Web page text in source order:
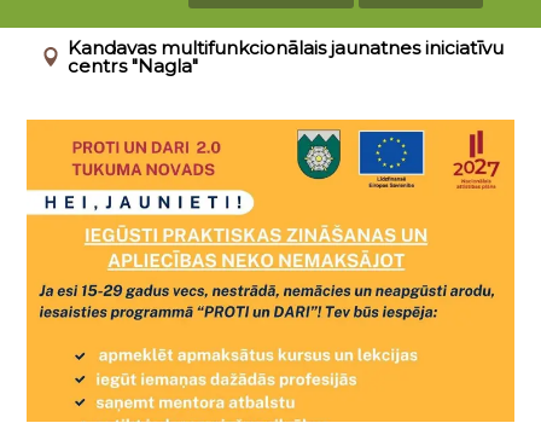
Kandavas multifunkcionālais jaunatnes iniciatīvu
centrs "Nagla"